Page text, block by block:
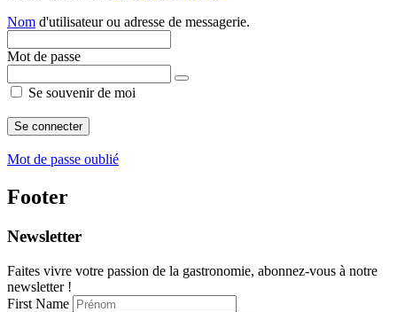
Nom d'utilisateur ou adresse de messagerie.
Mot de passe
Se souvenir de moi
Mot de passe oublié
Footer
Newsletter
Faites vivre votre passion de la gastronomie, abonnez-vous à notre
newsletter !
First Name